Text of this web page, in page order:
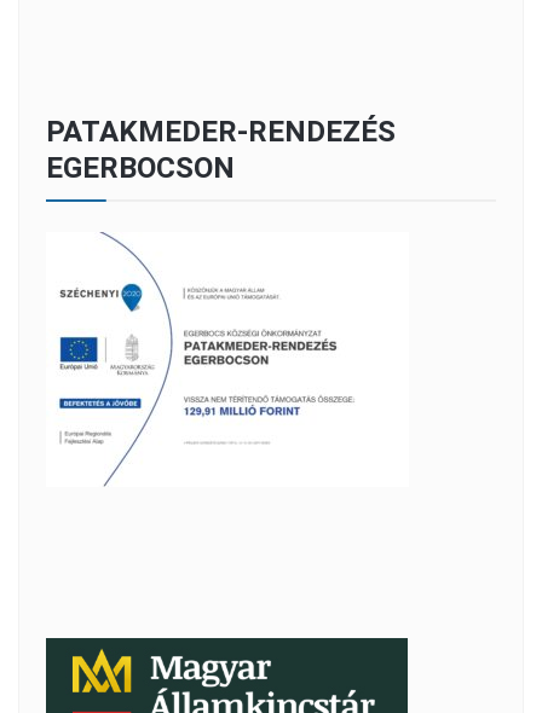
PATAKMEDER-RENDEZÉS
EGERBOCSON